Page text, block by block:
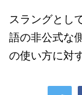
スラングとし
語の非公式な
の使い方に対